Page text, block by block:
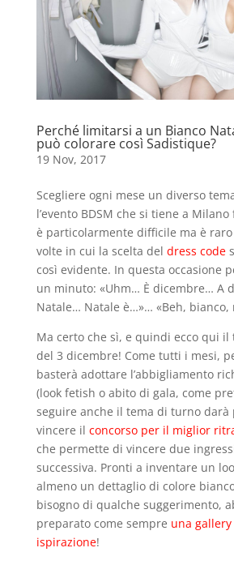
Perché limitarsi a un Bianco
può colorare così Sadistique?
19 Nov, 2017
Scegliere ogni mese un diverso
l’evento BDSM che si tiene a
è particolarmente difficile ma è
volte in cui la scelta del dress code
così evidente. In questa occasione
un minuto: «Uhm… È dicembre… A
Natale… Natale è…»… «Beh, bianco,
Ma certo che sì, e quindi ecco qui il
del 3 dicembre! Come tutti i mesi,
basterà adottare l’abbigliamento
(look fetish o abito di gala, come
seguire anche il tema di turno
vincere il concorso per il miglior
che permette di vincere due
successiva. Pronti a inventare un
almeno un dettaglio di colore
bisogno di qualche suggerimento,
preparato come sempre una
ispirazione!